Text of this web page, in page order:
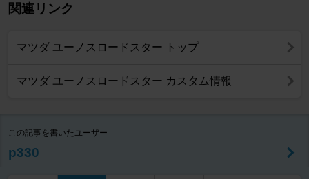
関連リンク
マツダ ユーノスロードスター トップ
マツダ ユーノスロードスター カスタム情報
この記事を書いたユーザー
p330